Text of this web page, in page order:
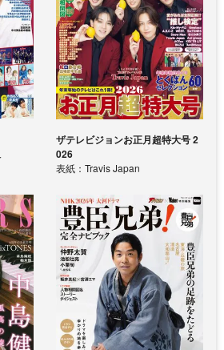
ザテレビジョンお正月超特大号 2
026
表紙：Travis Japan